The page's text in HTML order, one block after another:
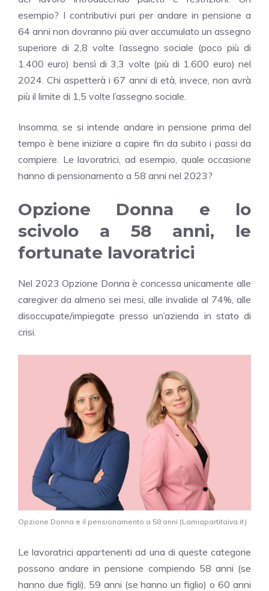
esempio? I contributivi puri per andare in pensione a
64 anni non dovranno più aver accumulato un assegno
superiore di 2,8 volte l’assegno sociale (poco più di
1.400 euro) bensì di 3,3 volte (più di 1.600 euro) nel
2024. Chi aspetterà i 67 anni di età, invece, non avrà
più il limite di 1,5 volte l’assegno sociale.
Insomma, se si intende andare in pensione prima del
tempo è bene iniziare a capire fin da subito i passi da
compiere. Le lavoratrici, ad esempio, quale occasione
hanno di pensionamento a 58 anni nel 2023?
Opzione Donna e lo
scivolo a 58 anni, le
fortunate lavoratrici
Nel 2023 Opzione Donna è concessa unicamente alle
caregiver da almeno sei mesi, alle invalide al 74%, alle
disoccupate/impiegate presso un’azienda in stato di
crisi.
Opzione Donna e il pensionamento a 58 anni (Lamiapartitaiva.it)
Le lavoratrici appartenenti ad una di queste categorie
possono andare in pensione compiendo 58 anni (se
hanno due figli), 59 anni (se hanno un figlio) o 60 anni